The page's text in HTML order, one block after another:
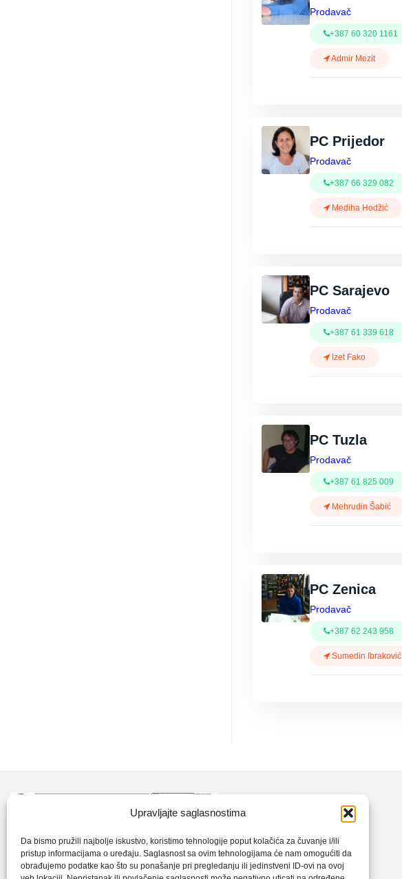
Upravljajte saglasnostima
Da bismo pružili najbolje iskustvo, koristimo tehnologije poput kolačića za čuvanje i/ili
pristup informacijama o uređaju. Saglasnost sa ovim tehnologijama će nam omogućiti da
obrađujemo podatke kao što su ponašanje pri pregledanju ili jedinstveni ID-ovi na ovoj
Prodavač
+387 60 320 1161
Admir Mezit
PC Prijedor
Prodavač
+387 66 329 082
Mediha Hodžić
PC Sarajevo
Prodavač
+387 61 339 618
Izet Fako
PC Tuzla
Prodavač
+387 61 825 009
Mehrudin Šabić
PC Zenica
Prodavač
+387 62 243 958
Sumedin Ibraković
CLK-Interpromet d.o.o. posluje u sastavu
grupe SKF distributera od 1996. godine,
gdje s ponosom mozemo reci da smo
+387 35 720 560
clkm@bih.net.ba